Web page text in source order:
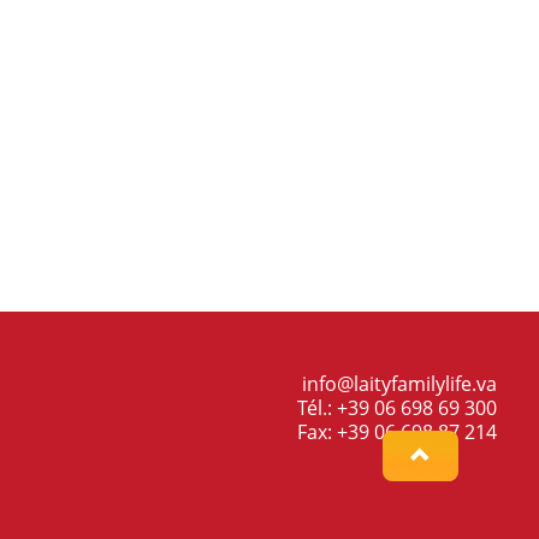
info@laityfamilylife.va
Tél.: +39 06 698 69 300
Fax: +39 06 698 87 214